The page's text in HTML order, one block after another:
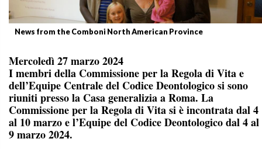
News from the Comboni North American Province
Mercoledì 27 marzo 2024
I membri della Commissione per la Regola di Vita e
dell’Equipe Centrale del Codice Deontologico si sono
riuniti presso la Casa generalizia a Roma. La
Commissione per la Regola di Vita si è incontrata dal 4
al 10 marzo e l’Equipe del Codice Deontologico dal 4 al
9 marzo 2024.